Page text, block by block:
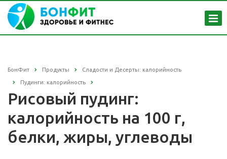
БонФит Продукты Сладости и Десерты: калорийность
Пудинги: калорийность
Рисовый пудинг:
калорийность на 100 г,
белки, жиры, углеводы